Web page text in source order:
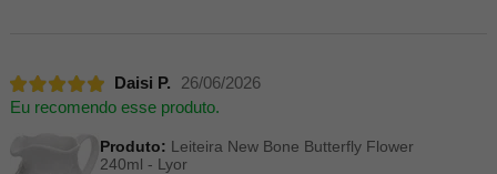
Daisi P.
26/06/2026
Eu recomendo esse produto.
Produto: Leiteira New Bone Butterfly Flower
240ml - Lyor